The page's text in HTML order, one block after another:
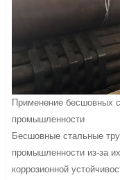
Применение бесшовных
промышленности
Бесшовные стальные
промышленности из-за
коррозионной